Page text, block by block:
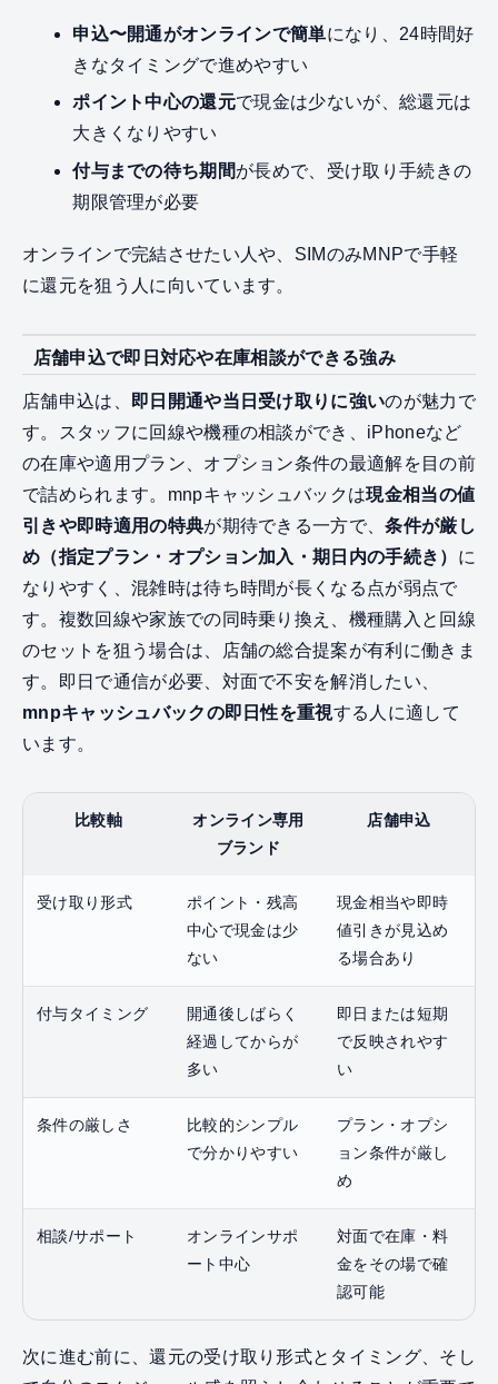
申込〜開通がオンラインで簡単になり、24時間好
きなタイミングで進めやすい
ポイント中心の還元で現金は少ないが、総還元は
大きくなりやすい
付与までの待ち期間が長めで、受け取り手続きの
期限管理が必要
オンラインで完結させたい人や、SIMのみMNPで手軽
に還元を狙う人に向いています。
店舗申込で即日対応や在庫相談ができる強み
店舗申込は、 即日開通や当日受け取りに強いのが魅力で
す。スタッフに回線や機種の相談ができ、iPhoneなど
の在庫や適用プラン、オプション条件の最適解を目の前
で詰められます。mnpキャッシュバックは現金相当の値
引きや即時適用の特典が期待できる一方で、条件が厳し
め（指定プラン・オプション加入・期日内の手続き） に
なりやすく、混雑時は待ち時間が長くなる点が弱点で
す。複数回線や家族での同時乗り換え、機種購入と回線
のセットを狙う場合は、店舗の総合提案が有利に働きま
す。即日で通信が必要、対面で不安を解消したい、
mnpキャッシュバックの即日性を重視する人に適して
います。
比較軸
オンライン専用
ブランド
店舗申込
受け取り形式
ポイント・残高
中心で現金は少
ない
現金相当や即時
値引きが見込め
る場合あり
付与タイミング
開通後しばらく
経過してからが
多い
即日または短期
で反映されやす
い
条件の厳しさ
比較的シンプル
で分かりやすい
プラン・オプシ
ョン条件が厳し
め
相談/サポート
オンラインサポ
ート中心
対面で在庫・料
金をその場で確
認可能
次に進む前に、還元の受け取り形式とタイミング、そし